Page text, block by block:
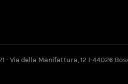
- Via della Manifattura, 12 I-44026